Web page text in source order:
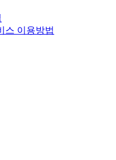
스 이용방법